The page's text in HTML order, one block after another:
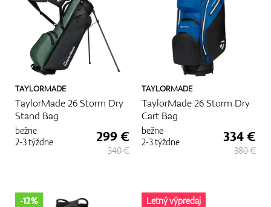
TAYLORMADE
TaylorMade 26 Storm Dry
Stand Bag
bežne
2-3 týždne
299 €
340 €
TAYLORMADE
TaylorMade 26 Storm Dry
Cart Bag
bežne
2-3 týždne
334 €
380 €
-12%
Letný výpredaj